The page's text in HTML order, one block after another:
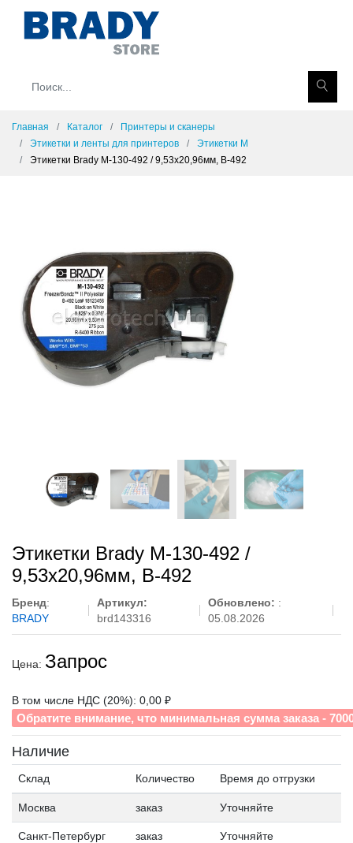
Главная Каталог
Принтеры и сканеры
Этикетки и ленты для принтеров
Этикетки M
Этикетки Brady M-130-492 / 9,53x20,96мм, B-492
Этикетки Brady M-130-492 /
9,53x20,96мм, B-492
Бренд:
BRADY
Артикул:
brd143316
Обновлено: :
05.08.2026
Цена: Запрос
В том числе НДС (20%): 0,00 ₽
Обратите внимание, что минимальная сумма заказа -
Наличие
Склад Количество Время до отгрузки
Москва заказ Уточняйте
Санкт-Петербург заказ Уточняйте